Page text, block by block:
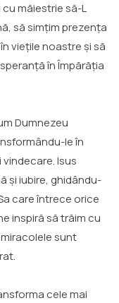
măiestrie să-L
să simțim prezența
viețile noastre și să
în Împărăția
Dumnezeu
le în
Isus
și iubire, ghidându-
care întrece orice
inspiră să trăim cu
sunt
cele mai